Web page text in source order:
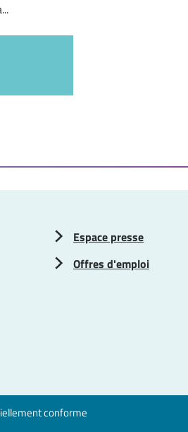
Espace presse
Offres d'emploi
conforme